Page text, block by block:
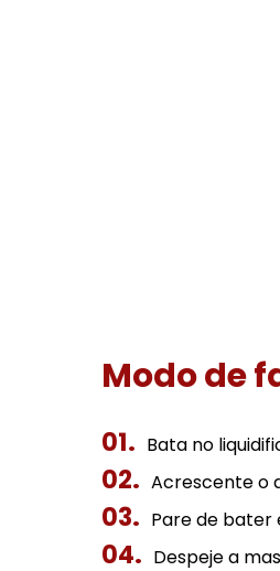
Modo de
Bata no
Acrescente o
Pare de bater
Despeje a